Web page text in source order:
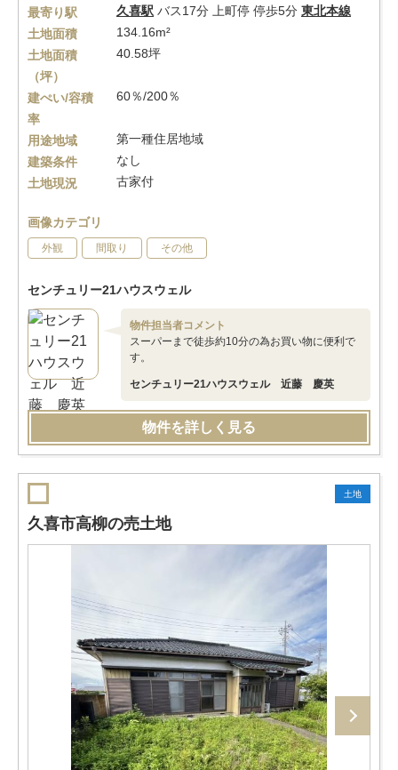
最寄り駅
久喜駅 バス17分 上町停 停歩5分 東北本線
土地面積
134.16m²
土地面積
（坪）
40.58坪
建ぺい/容積
率
60％/200％
用途地域
第一種住居地域
建築条件
なし
土地現況
古家付
画像カテゴリ
外観 間取り その他
センチュリー21ハウスウェル
物件担当者コメント
スーパーまで徒歩約10分の為お買い物に便利で
す。
センチュリー21ハウスウェル 近藤 慶英
物件を詳しく見る
土地
久喜市高柳の売土地